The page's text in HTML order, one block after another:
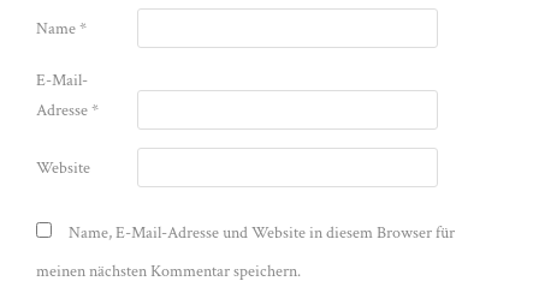
Name*
E-Mail-
Adresse*
Website
Name, E-Mail-Adresse und Website in diesem Browser für
meinen nächsten Kommentar speichern.